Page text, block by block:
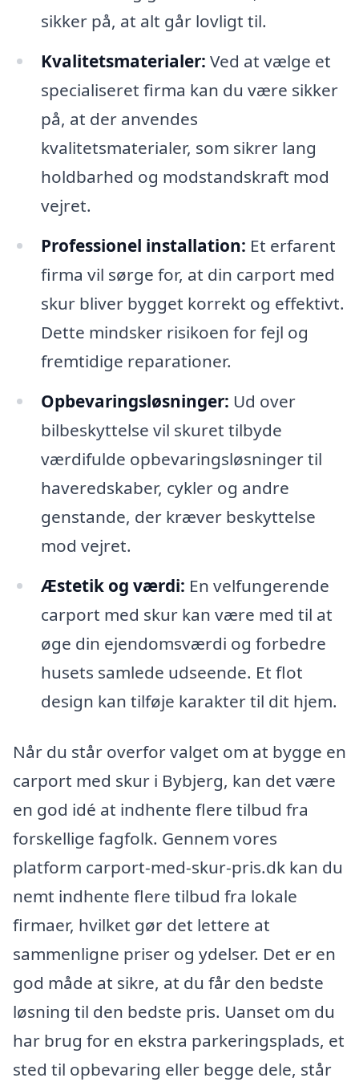
sikker på, at alt går lovligt til.
Kvalitetsmaterialer: Ved at vælge et
specialiseret firma kan du være sikker
på, at der anvendes
kvalitetsmaterialer, som sikrer lang
holdbarhed og modstandskraft mod
vejret.
Professionel installation: Et erfarent
firma vil sørge for, at din carport med
skur bliver bygget korrekt og effektivt.
Dette mindsker risikoen for fejl og
fremtidige reparationer.
Opbevaringsløsninger: Ud over
bilbeskyttelse vil skuret tilbyde
værdifulde opbevaringsløsninger til
haveredskaber, cykler og andre
genstande, der kræver beskyttelse
mod vejret.
Æstetik og værdi: En velfungerende
carport med skur kan være med til at
øge din ejendomsværdi og forbedre
husets samlede udseende. Et flot
design kan tilføje karakter til dit hjem.
Når du står overfor valget om at bygge en
carport med skur i Bybjerg, kan det være
en god idé at indhente flere tilbud fra
forskellige fagfolk. Gennem vores
platform carport-med-skur-pris.dk kan du
nemt indhente flere tilbud fra lokale
firmaer, hvilket gør det lettere at
sammenligne priser og ydelser. Det er en
god måde at sikre, at du får den bedste
løsning til den bedste pris. Uanset om du
har brug for en ekstra parkeringsplads, et
sted til opbevaring eller begge dele, står